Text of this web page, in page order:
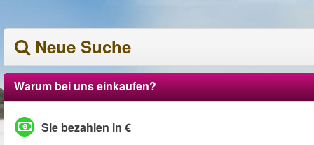
Neue Suche
Warum bei uns einkaufen?
Sie bezahlen in €